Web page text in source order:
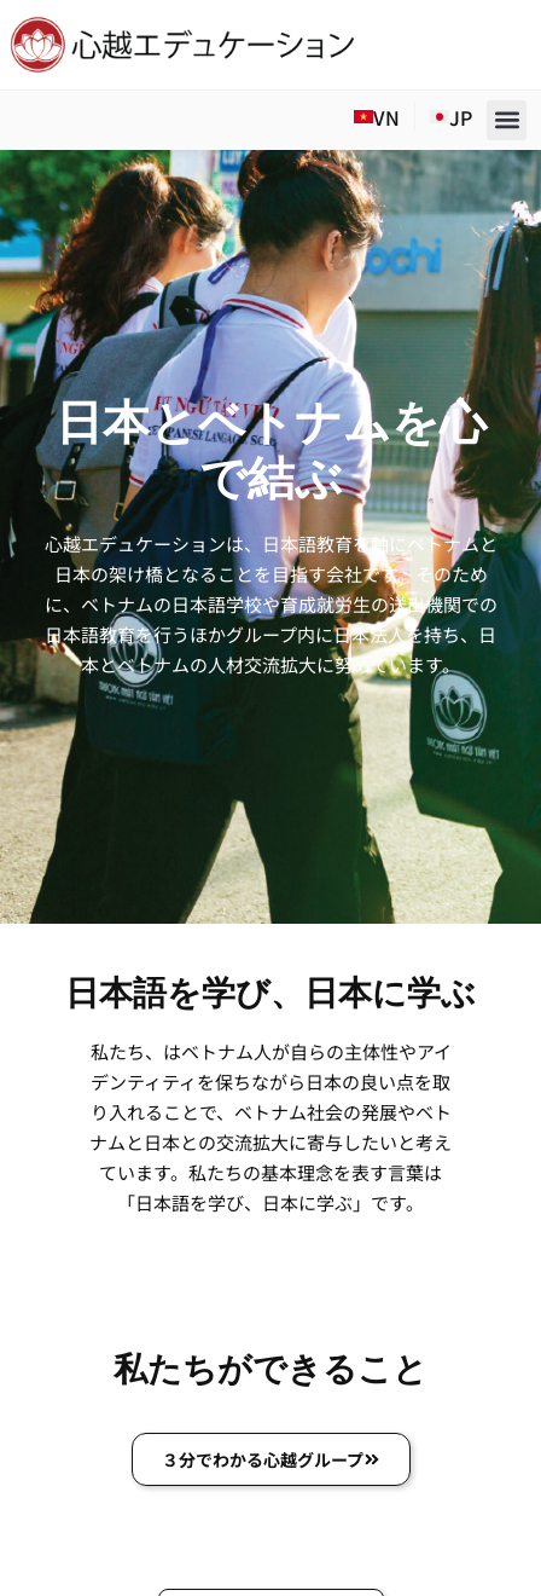
Skip
VN JP
日本とベトナムを心
で結ぶ
心越エデュケーションは、日本語教育を軸にベトナムと
日本の架け橋となることを目指す会社です。そのため
に、ベトナムの日本語学校や育成就労生の送出機関での
日本語教育を行うほかグループ内に日本法人を持ち、日
本とベトナムの人材交流拡大に努めています。
日本語を学び、日本に学ぶ
私たち、はベトナム人が自らの主体性やアイ
デンティティを保ちながら日本の良い点を取
り入れることで、ベトナム社会の発展やベト
ナムと日本との交流拡大に寄与したいと考え
ています。私たちの基本理念を表す言葉は
「日本語を学び、日本に学ぶ」です。
私たちができること
３分でわかる心越グループ